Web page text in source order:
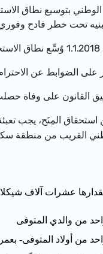
الوطني بتوسيع نطاق
تحت خطر فادح
1.1.2018 وُسِّع نطاق الاس
على الضوابط عن
القانون على وفاة
المِنَح، يجب
القريب من منطقة
عشرات آلاف
من والدي المتوفى
من أولاد المتوفى- بعمر 24